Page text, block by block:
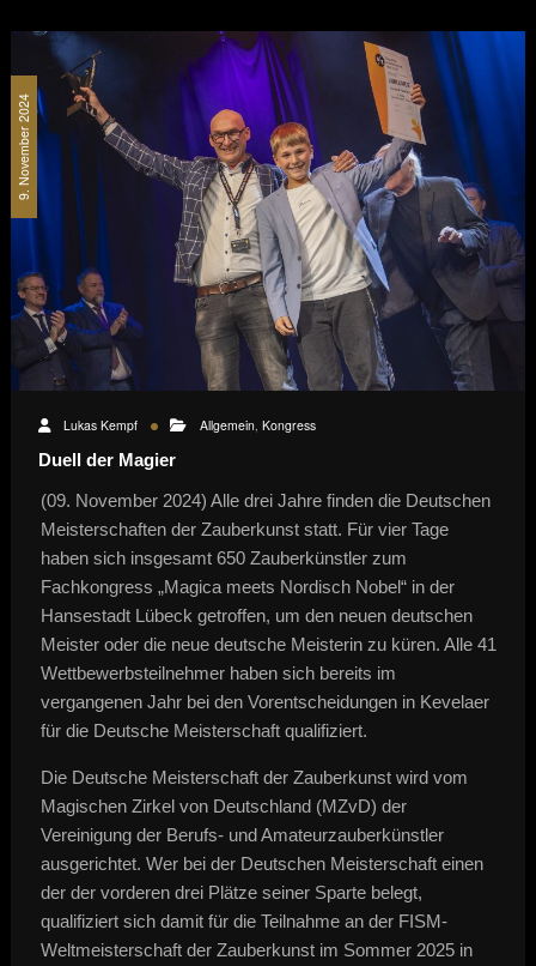
9. November 2024
Lukas Kempf Allgemein, Kongress
Duell der Magier
(09. November 2024) Alle drei Jahre finden die Deutschen
Meisterschaften der Zauberkunst statt. Für vier Tage
haben sich insgesamt 650 Zauberkünstler zum
Fachkongress „Magica meets Nordisch Nobel“ in der
Hansestadt Lübeck getroffen, um den neuen deutschen
Meister oder die neue deutsche Meisterin zu küren. Alle 41
Wettbewerbsteilnehmer haben sich bereits im
vergangenen Jahr bei den Vorentscheidungen in Kevelaer
für die Deutsche Meisterschaft qualifiziert.
Die Deutsche Meisterschaft der Zauberkunst wird vom
Magischen Zirkel von Deutschland (MZvD) der
Vereinigung der Berufs- und Amateurzauberkünstler
ausgerichtet. Wer bei der Deutschen Meisterschaft einen
der der vorderen drei Plätze seiner Sparte belegt,
qualifiziert sich damit für die Teilnahme an der FISM-
Weltmeisterschaft der Zauberkunst im Sommer 2025 in